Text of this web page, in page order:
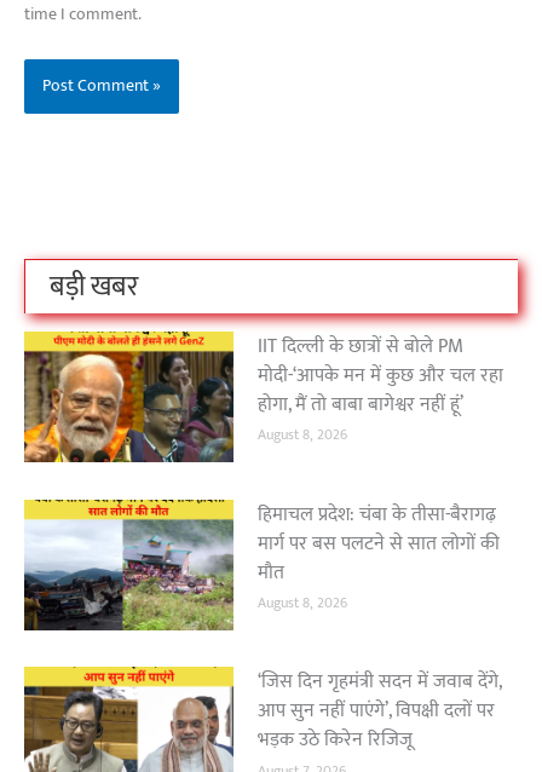
time I comment.
बड़ी खबर
IIT दिल्ली के छात्रों से बोले PM
मोदी-‘आपके मन में कुछ और चल रहा
होगा, मैं तो बाबा बागेश्वर नहीं हूं’
August 8, 2026
हिमाचल प्रदेश: चंबा के तीसा-बैरागढ़
मार्ग पर बस पलटने से सात लोगों की
मौत
August 8, 2026
‘जिस दिन गृहमंत्री सदन में जवाब देंगे,
आप सुन नहीं पाएंगे’, विपक्षी दलों पर
भड़क उठे किरेन रिजिजू